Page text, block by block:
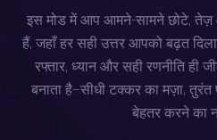
इस मोड में आप आमने-सामने छोटे, तेज़
हैं, जहाँ हर सही उत्तर आपको बढ़त
रफ्तार, ध्यान और सही रणनीति ही
बनाता है—सीधी टक्कर का मज़ा, तुरंत
बेहतर करने का